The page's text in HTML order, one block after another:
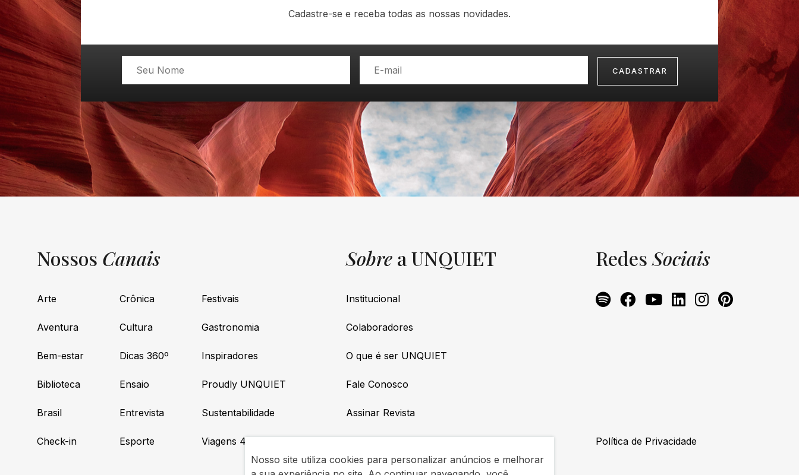
Cadastre-se e receba todas as nossas novidades.
Nossos Canais
Arte
Aventura
Bem-estar
Biblioteca
Brasil
Check-in
Crônica
Cultura
Dicas 360º
Ensaio
Entrevista
Esporte
Festivais
Gastronomia
Inspiradores
Proudly UNQUIET
Sustentabilidade
Viagens 4×4
Sobre a UNQUIET
Institucional
Colaboradores
O que é ser UNQUIET
Fale Conosco
Assinar Revista
RedesSociais
Política de Privacidade
Nosso site utiliza cookies para personalizar anúncios e melhorar